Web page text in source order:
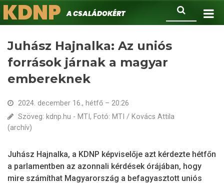
Ugrás
a
Keresés
KDNPA családokért.
Juhász Hajnalka: Az uniós
források járnak a magyar
embereknek
2024. december 16., hétfő – 20:26
Szöveg: kdnp.hu - MTI, Fotó: MTI / Kovács Attila
(archív)
Juhász Hajnalka, a KDNP képviselője azt kérdezte hétfőn
a parlamentben az azonnali kérdések órájában, hogy
mire számíthat Magyarország a befagyasztott uniós